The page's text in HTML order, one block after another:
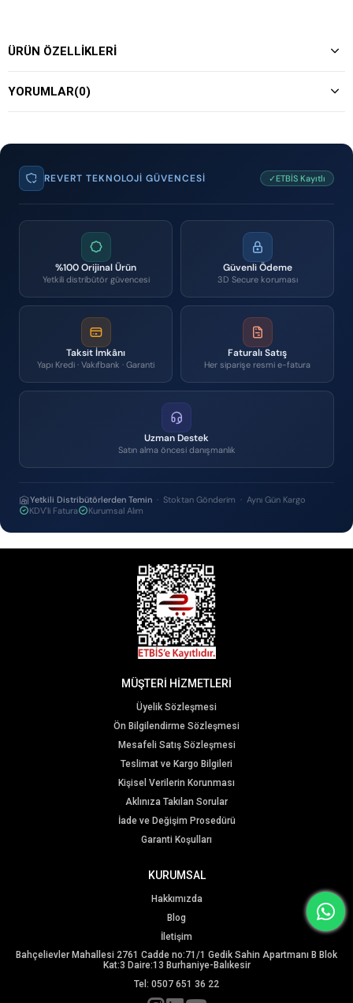
ÜRÜN ÖZELLIKLERI
YORUMLAR(0)
REVERT TEKNOLOJI GÜVENCESI ✓ETBİS Kayıtlı
%100 Orijinal Ürün
Yetkili distribütör güvencesi
Güvenli Ödeme
3D Secure koruması
Taksit İmkânı
Yapı Kredi · Vakıfbank · Garanti
Faturalı Satış
Her siparişe resmi e-fatura
Uzman Destek
Satın alma öncesi danışmanlık
Yetkili Distribütörlerden Temin · Stoktan Gönderim · Aynı Gün Kargo
KDV'li Fatura
Kurumsal Alım
MÜŞTERİ HİZMETLERİ
Üyelik Sözleşmesi
Ön Bilgilendirme Sözleşmesi
Mesafeli Satış Sözleşmesi
Teslimat ve Kargo Bilgileri
Kişisel Verilerin Korunması
Aklınıza Takılan Sorular
İade ve Değişim Prosedürü
Garanti Koşulları
KURUMSAL
Hakkımızda
Blog
İletişim
Bahçelievler Mahallesi 2761 Cadde no:71/1 Gedik Sahin Apartmanı B Blok
Kat:3 Daire:13 Burhaniye-Balıkesir
Tel: 0507 651 36 22